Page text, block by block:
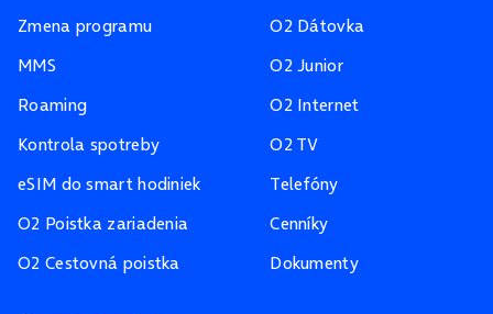
Zmena programu
MMS
Roaming
Kontrola spotreby
eSIM do smart hodiniek
O2 Poistka zariadenia
O2 Cestovná poistka
O2 Dátovka
O2 Junior
O2 Internet
O2 TV
Telefóny
Cenníky
Dokumenty